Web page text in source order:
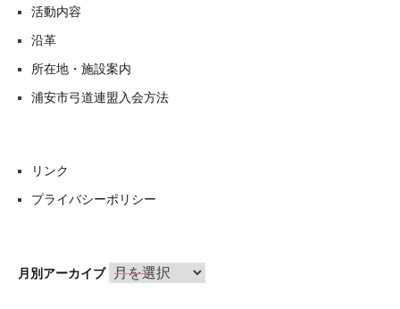
活動内容
沿革
所在地・施設案内
浦安市弓道連盟入会方法
リンク
プライバシーポリシー
月別アーカイブ 月
別